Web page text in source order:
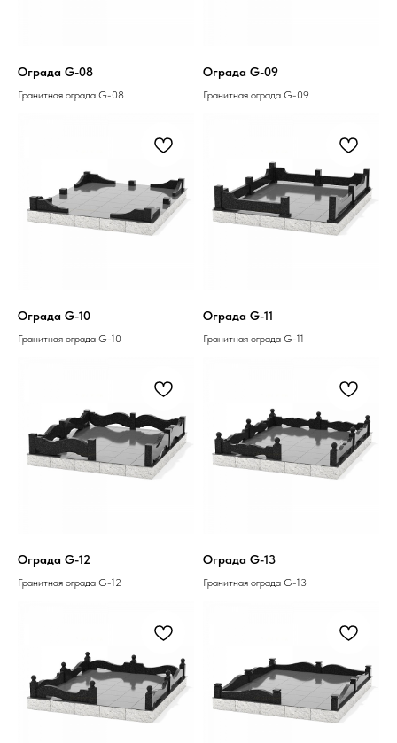
Ограда G-08
Гранитная ограда G-08
Ограда G-09
Гранитная ограда G-09
Ограда G-10
Гранитная ограда G-10
Ограда G-11
Гранитная ограда G-11
Ограда G-12
Гранитная ограда G-12
Ограда G-13
Гранитная ограда G-13